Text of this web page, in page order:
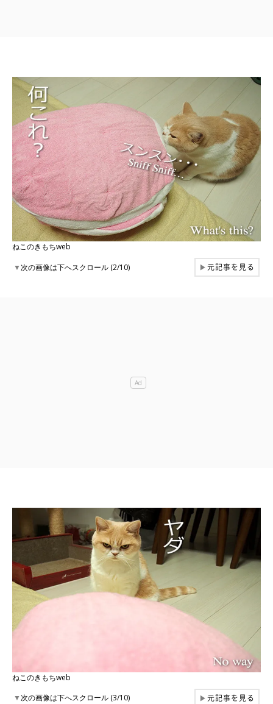
ねこのきもちweb
▼次の画像は下へスクロール (2/10) ▶元記事を見る
ねこのきもちweb
▼次の画像は下へスクロール (3/10) ▶元記事を見る